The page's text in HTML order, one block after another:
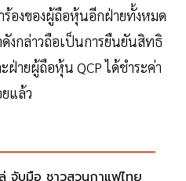
ร้องของผู้ถือหุ้นอีกฝ่ายทั้งหมด
งกล่าวถือเป็นการยืนยันสิทธิ
ายผู้ถือหุ้น QCP ได้ชำระค่า
แล้ว
ล่ จับมือ ชาวสวนกาแฟไทย